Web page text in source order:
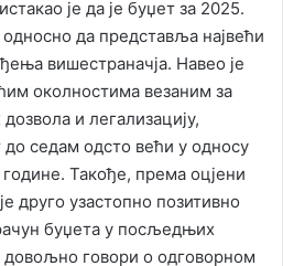
је да је буџет за 2025.
да представља највећи
вишестраначја. Навео је
околностима везаним за
и легализацију,
седам одсто већи у односу
Такође, према оцјени
друго узастопно позитивно
буџета у посљедњих
довољно говори о одговорном